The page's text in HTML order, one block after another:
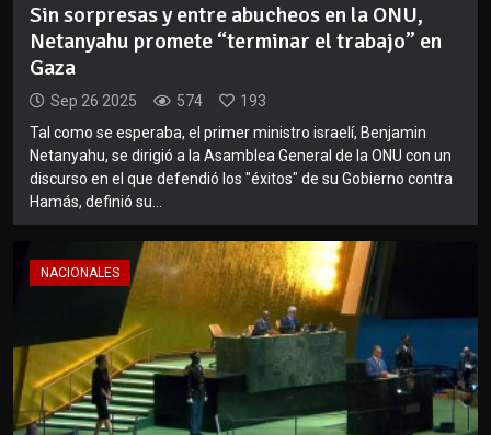
Sin sorpresas y entre abucheos en la ONU,
Netanyahu promete “terminar el trabajo” en
Gaza
Sep 26 2025 574
193
Tal como se esperaba, el primer ministro israelí, Benjamin
Netanyahu, se dirigió a la Asamblea General de la ONU con un
discurso en el que defendió los "éxitos" de su Gobierno contra
Hamás, definió su...
NACIONALES